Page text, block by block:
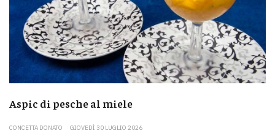
Aspic di pesche al miele
CONCETTA DONATO GIOVEDÌ 30 LUGLIO 2026